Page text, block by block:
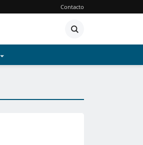
Contacto